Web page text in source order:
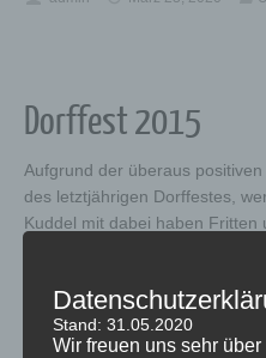
Dorffest 2015
Aufgrund der überaus
des letztjährigen Dorffestes,
Kuddel mit dabei haben Fritten
musikalische Glanzleistungen
befreundeten Musikvereinen
Voranmeldung für das Mensch…
Stand: 31.05.2020
Wir freuen uns sehr